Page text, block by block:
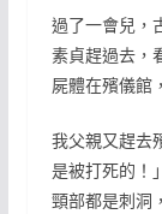
過了一會兒，
素貞趕過去，
屍體在殯儀館
我父親又趕去
是被打死的！
頸部都是刺洞